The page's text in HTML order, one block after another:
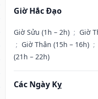
Giờ Hắc Đạo
Giờ Sửu (1h – 2h) ; Giờ
; Giờ Thân (15h – 16h) ;
(21h – 22h)
Các Ngày Kỵ